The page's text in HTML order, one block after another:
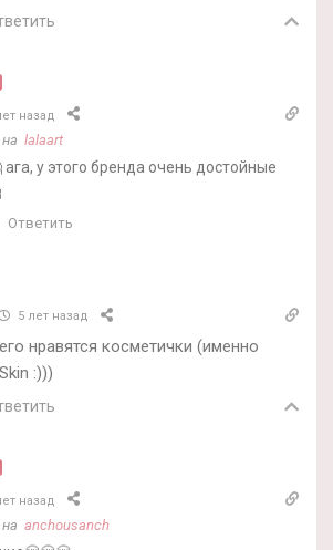
назад
lalaart
у этого бренда очень достойные
Ответить
5 лет назад
нравятся косметички (именно
:)))
назад
anchousanch